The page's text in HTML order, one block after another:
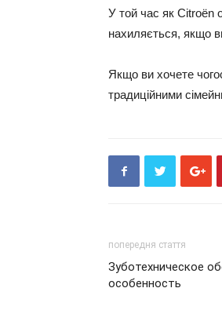
У той час як Citroën
нахиляється, якщо
Якщо ви хочете
традиційними
попередня стаття
Зуботехническое
особенность